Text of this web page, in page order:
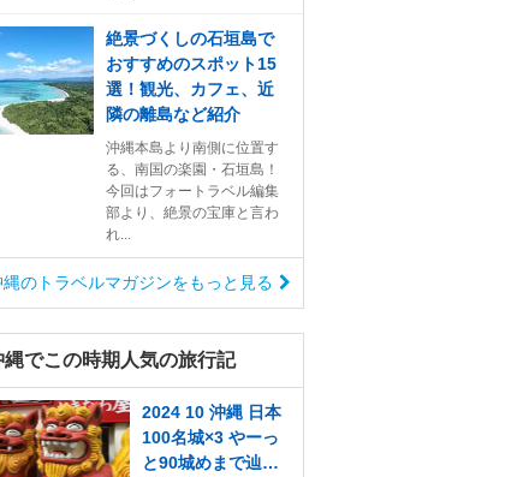
絶景づくしの石垣島で
おすすめのスポット15
選！観光、カフェ、近
隣の離島など紹介
沖縄本島より南側に位置す
る、南国の楽園・石垣島！
今回はフォートラベル編集
部より、絶景の宝庫と言わ
れ...
縄のトラベルマガジンをもっと見る
縄でこの時期人気の旅行記
2024 10 沖縄 日本
100名城×3 やーっ
と90城めまで辿り